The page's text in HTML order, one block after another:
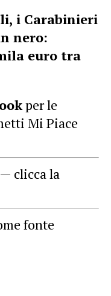
i Carabinieri
nero:
euro tra
per le
Mi Piace
— clicca la
fonte